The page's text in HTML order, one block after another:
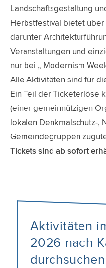
Landschaftsgestaltung
Herbstfestival bietet
darunter
Veranstaltungen und
nur bei „ Modernism
Alle Aktivitäten sind für
Ein Teil der Ticketerlöse
(einer gemeinnützigen
lokalen Denkmalschutz-,
Gemeindegruppen
Tickets sind ab sofort
Aktivitäten
2026 nach
durchsuchen